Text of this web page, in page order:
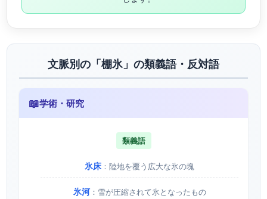
文脈別の「棚氷」の類義語・反対語
📖学術・研究
類義語
氷床 ：陸地を覆う広大な氷の塊
氷河：雪が圧縮されて氷となったもの